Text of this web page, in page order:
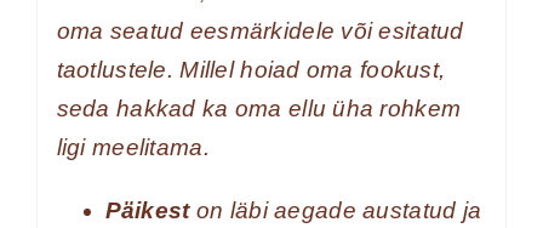
oma seatud eesmärkidele või esitatud
taotlustele. Millel hoiad oma fookust,
seda hakkad ka oma ellu üha rohkem
ligi meelitama.
Päikeston läbi aegade austatud ja